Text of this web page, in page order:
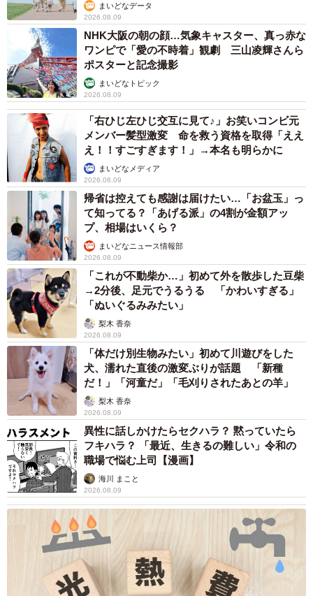
てしまうからだとか。「結石ができる原因はまだ明らかに
はなっていませんが、生活習慣が大きく影響することはわ
かっていて、バランスの悪い食生活や運動不足の状態にあ
ると結石ができやすいことが知られています。また、夏は
汗をたくさんかいて尿が濃くなる分、結石ができやすくな
ってしまうので注意が必要です（※2）」とも言われていま
す。
まさに、今！という暑い季節に、ちるにとらさんも発症し
たようです。
「尿路結石は、医師から分析するからと回収されました。
その後、結石はもうカラダから出てこないので、多分すべ
て出てしまったんだと思います。残念なのは、この尿路結
石は分析過程で砕いてしまったらしいので、もうないんで
すよ」とのこと。
まいどなデータ
2026.08.09
NHK大阪の朝の顔…気象キャスター、真っ赤な
ワンピで「愛の不時着」観劇 三山凌輝さんら
ポスターと記念撮影
まいどなトピック
2026.08.09
「右ひじ左ひじ交互に見て♪」お笑いコンビ元
メンバー髪型激変 命を救う資格を取得「ええ
え！！すごすぎます！」→本名も明らかに
まいどなメディア
2026.08.09
帰省は控えても感謝は届けたい…「お盆玉」っ
て知ってる？「あげる派」の4割が金額アッ
プ、相場はいくら？
まいどなニュース情報部
2026.08.09
「これが不動柴か…」初めて外を散歩した豆柴
→2分後、足元でうるうる 「かわいすぎる」
「ぬいぐるみみたい」
梨木 香奈
2026.08.09
「体だけ別生物みたい」初めて川遊びをした
犬、濡れた直後の激変ぶりが話題 「新種
だ！」「河童だ」「毛刈りされたあとの羊」
梨木 香奈
2026.08.09
異性に話しかけたらセクハラ？ 黙っていたら
フキハラ？ 「最近、生きるの難しい」令和の
職場で悩む上司【漫画】
海川 まこと
2026.08.09